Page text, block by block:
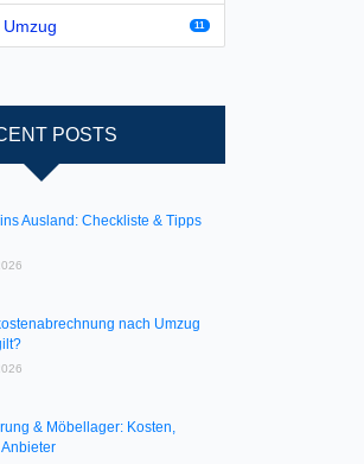
11
POSTS
Ausland: Checkliste & Tipps
nach Umzug
& Möbellager: Kosten,